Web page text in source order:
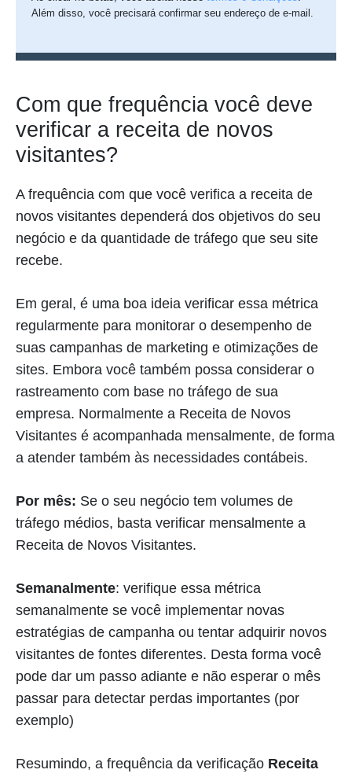
Além disso, você precisará confirmar seu endereço de e-mail.
Com que frequência você deve
verificar a receita de novos
visitantes?
A frequência com que você verifica a receita de
novos visitantes dependerá dos objetivos do seu
negócio e da quantidade de tráfego que seu site
recebe.
Em geral, é uma boa ideia verificar essa métrica
regularmente para monitorar o desempenho de
suas campanhas de marketing e otimizações de
sites. Embora você também possa considerar o
rastreamento com base no tráfego de sua
empresa. Normalmente a Receita de Novos
Visitantes é acompanhada mensalmente, de forma
a atender também às necessidades contábeis.
Por mês: Se o seu negócio tem volumes de
tráfego médios, basta verificar mensalmente a
Receita de Novos Visitantes.
Semanalmente: verifique essa métrica
semanalmente se você implementar novas
estratégias de campanha ou tentar adquirir novos
visitantes de fontes diferentes. Desta forma você
pode dar um passo adiante e não esperar o mês
passar para detectar perdas importantes (por
exemplo)
Resumindo, a frequência da verificação Receita